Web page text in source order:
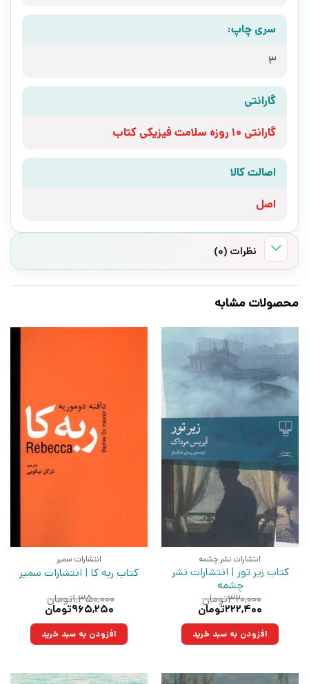
سری چاپ:
3
گارانتی
گارانتی 10 روزه سلامت فیزیکی کتاب
اصالت کالا
اصل
نظرات (0)
محصولات مشابه
انتشارات نشر چشمه
کتاب زیر تور | انتشارات نشر
چشمه
۳۲۰,۰۰۰تومان
قیمت
۳۲۰,۰۰۰تومان
بود.
۲۲۲,۴۰۰تومان
۲۲۲,۴۰۰تومان.افزودن به سبد خرید
انتشارات سمیر
کتاب ربه کا | انتشارات سمیر
۱,۳۵۰,۰۰۰تومان
قیمت
۱,۳۵۰,۰۰۰تومان
بود.
۹۶۵,۲۵۰تومان
۹۶۵,۲۵۰تومان.افزودن به سبد خرید